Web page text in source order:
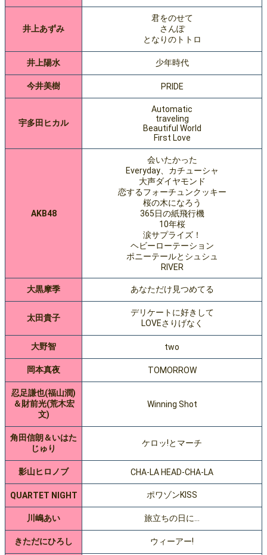
井上あずみ
君をのせて
さんぽ
となりのトトロ
井上陽水 少年時代
今井美樹 PRIDE
宇多田ヒカル
Automatic
traveling
Beautiful World
First Love
AKB48
会いたかった
Everyday、カチューシャ
大声ダイヤモンド
恋するフォーチュンクッキー
桜の木になろう
365日の紙飛行機
10年桜
涙サプライズ！
ヘビーローテーション
ポニーテールとシュシュ
RIVER
大黒摩季 あなただけ見つめてる
太田貴子
デリケートに好きして
LOVEさりげなく
大野智 two
岡本真夜 TOMORROW
忍足謙也(福山潤)
＆財前光(荒木宏
文)
Winning Shot
角田信朗＆いはた
じゅり
ケロッ!とマーチ
影山ヒロノブ CHA-LA HEAD-CHA-LA
QUARTET NIGHT ポワゾンKISS
川嶋あい 旅立ちの日に…
きただにひろし ウィーアー!